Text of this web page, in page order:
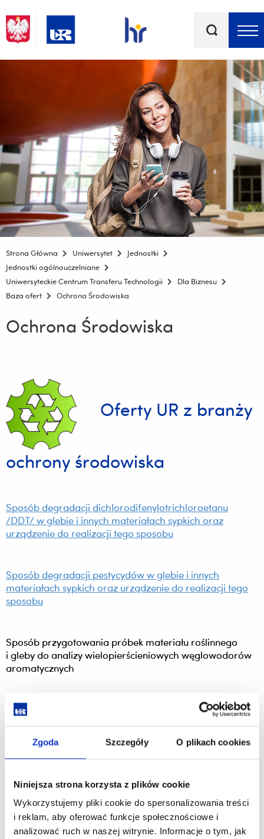
Zgoda Szczegóły O plikach cookies
Niniejsza strona korzysta z plików cookie
Wykorzystujemy pliki cookie do spersonalizowania treści
i reklam, aby oferować funkcje społecznościowe i
analizować ruch w naszej witrynie. Informacje o tym, jak
kluczowe
Strona Główna Uniwersytet
Jednostki
Jednostki ogólnouczelniane
Uniwersyteckie Centrum Transferu Technologii
Dla Biznesu
Baza ofert
Ochrona Środowiska
Ochrona Środowiska
Oferty UR z branży
ochrony środowiska
Sposób degradacji dichlorodifenylotrichloroetanu
/DDT/ w glebie i innych materiałach sypkich oraz
urządzenie do realizacji tego sposobu
Sposób degradacji pestycydów w glebie i innych
materiałach sypkich oraz urządzenie do realizacji tego
sposobu
Sposób przygotowania próbek materiału roślinnego
i gleby do analizy wielopierścieniowych węglowodorów
aromatycznych
Sposób sorpcji metali ciężkich z roztworów wodnych
Sposób wytwarzania nawozu wieloskładnikowego
Sposób wytwarzania rozpuszczalnego nawozu